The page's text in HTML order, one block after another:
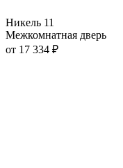
Никель 11
Межкомнатная дверь
от 17 334 ₽